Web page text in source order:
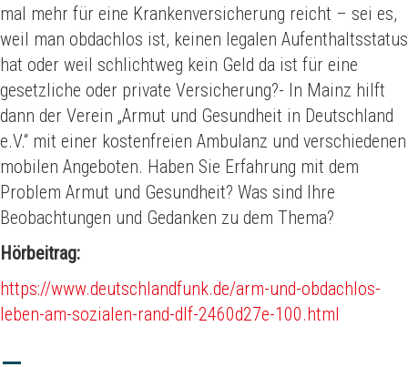
mal mehr für eine Krankenversicherung reicht – sei es,
weil man obdachlos ist, keinen legalen Aufenthaltsstatus
hat oder weil schlichtweg kein Geld da ist für eine
gesetzliche oder private Versicherung?- In Mainz hilft
dann der Verein „Armut und Gesundheit in Deutschland
e.V.“ mit einer kostenfreien Ambulanz und verschiedenen
mobilen Angeboten. Haben Sie Erfahrung mit dem
Problem Armut und Gesundheit? Was sind Ihre
Beobachtungen und Gedanken zu dem Thema?
Hörbeitrag:
https://www.deutschlandfunk.de/arm-und-obdachlos-
leben-am-sozialen-rand-dlf-2460d27e-100.html